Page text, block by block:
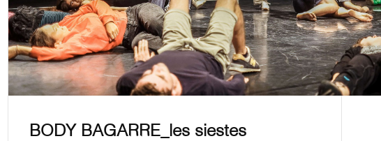
BODY BAGARRE_les siestes